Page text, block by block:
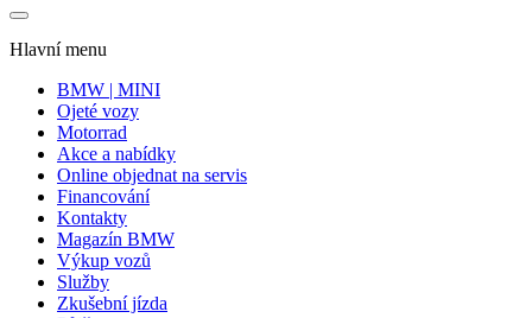
Hlavní menu
BMW | MINI
Ojeté vozy
Motorrad
Akce a nabídky
Online objednat na servis
Financování
Kontakty
Magazín BMW
Výkup vozů
Služby
Zkušební jízda